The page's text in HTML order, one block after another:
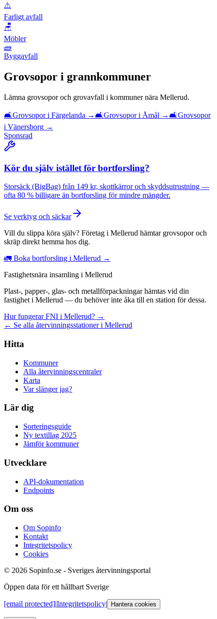
⚠️
Farligt avfall
🪑
Möbler
🧱
Byggavfall
Grovsopor i grannkommuner
Lämna grovsopor och grovavfall i kommuner nära Mellerud.
🛋️Grovsopori Färgelanda →🛋️Grovsopori Åmål →🛋️Grovsopor
i Vänersborg →
Sponsrad
Kör du själv istället för bortforsling?
Storsäck (BigBag) från 149 kr, skottkärror och skyddsutrustning —
ofta 80 % billigare än bortforsling för mindre mängder.
Se verktyg och säckar
Vill du slippa köra själv? Företag i Mellerud hämtar grovsopor och
skräp direkt hemma hos dig.
🚛 Boka bortforsling i Mellerud →
Fastighetsnära insamling i Mellerud
Plast-, papper-, glas- och metallförpackningar hämtas vid din
fastighet i Mellerud — du behöver inte åka till en station för dessa.
Hur fungerar FNI i Mellerud? →
← Se alla återvinningsstationer i Mellerud
Hitta
Kommuner
Alla återvinningscentraler
Karta
Var slänger jag?
Lär dig
Sorteringsguide
Ny textillag 2025
Jämför kommuner
Utvecklare
API-dokumentation
Endpoints
Om oss
Om Sopinfo
Kontakt
Integritetspolicy
Cookies
© 2026 Sopinfo.se - Sveriges återvinningsportal
Öppen data för ett hållbart Sverige
[email protected]|Integritetspolicy| Hantera cookies